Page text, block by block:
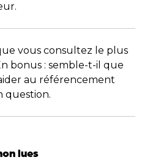
vous consultez le plus
bonus : semble-t-il que
au référencement
question.
lues